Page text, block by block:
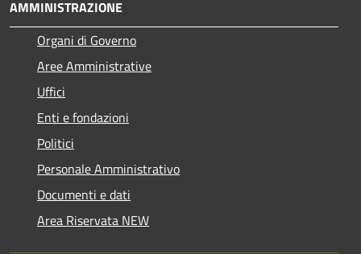
AMMINISTRAZIONE
Organi di Governo
Aree Amministrative
Uffici
Enti e fondazioni
Politici
Personale Amministrativo
Documenti e dati
Area Riservata NEW